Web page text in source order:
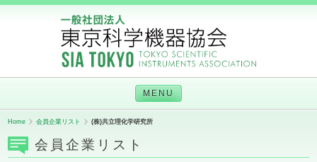
MENU
Home 会員企業リスト (株)共立理化学研究所
会員企業リスト